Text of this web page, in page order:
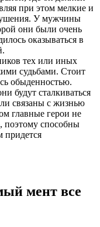
при этом мелкие и
У мужчины
они были очень
оказываться в
тех или иных
судьбами. Стоит
обыденностью.
будут сталкиваться
связаны с жизнью
главные герои не
способны
придется
мент все